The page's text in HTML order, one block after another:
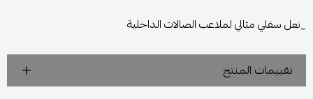
_نعل سفلي مثالي لملاعب الصالات الداخلية
تقييمات المنتج